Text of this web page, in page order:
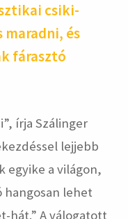
csiki-
és
fárasztó
írja Szálinger
lejjebb
egyike a világon,
hangosan lehet
hát.” A válogatott